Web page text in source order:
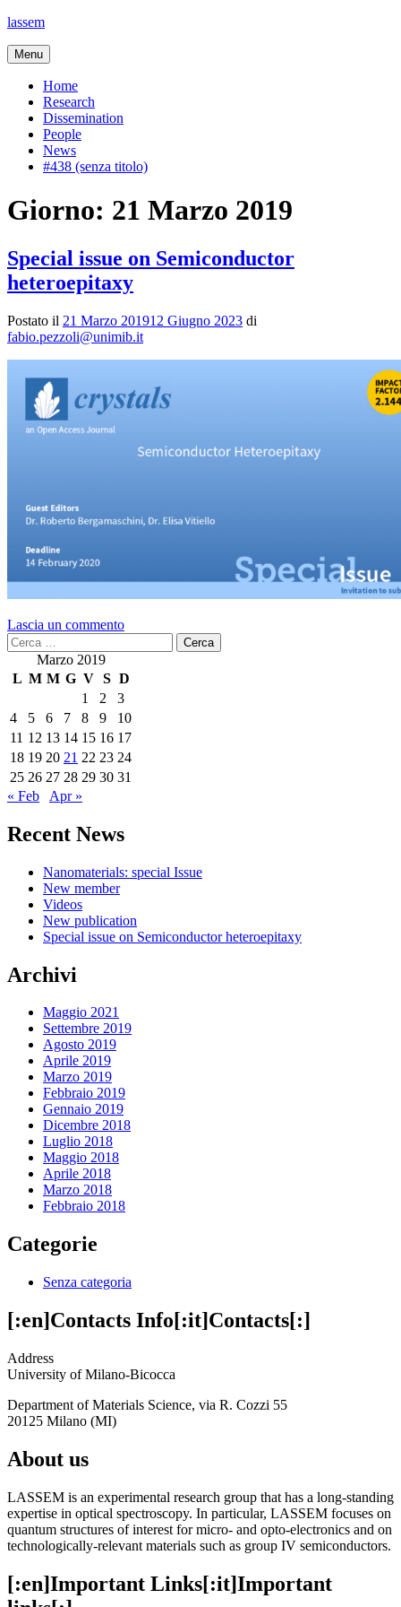
Vai
contenuto
lassem
Menu
Home
Research
Dissemination
People
News
#438 (senza titolo)
Giorno: 21 Marzo 2019
Special issue on Semiconductor
heteroepitaxy
Postato il 21 Marzo 201912 Giugno 2023 di
fabio.pezzoli@unimib.it
Lascia un commento
Ricerca
per: Marzo 2019
L M M G V S D
1
2
3
4
5 6 7 8 9
10
11 12 13 14 15 16 17
18 19 20 21 22 23 24
25 26 27 28 29 30 31
« Feb
Apr »
Recent News
Nanomaterials: special Issue
New member
Videos
New publication
Special issue on Semiconductor heteroepitaxy
Archivi
Maggio 2021
Settembre 2019
Agosto 2019
Aprile 2019
Marzo 2019
Febbraio 2019
Gennaio 2019
Dicembre 2018
Luglio 2018
Maggio 2018
Aprile 2018
Marzo 2018
Febbraio 2018
Categorie
Senza categoria
[:en]Contacts Info[:it]Contacts[:]
Address
University of Milano-Bicocca
Department of Materials Science, via R. Cozzi 55
20125 Milano (MI)
About us
LASSEM is an experimental research group that has a long-standing
expertise in optical spectroscopy. In particular, LASSEM focuses on
quantum structures of interest for micro- and opto-electronics and on
technologically-relevant materials such as group IV semiconductors.
[:en]Important Links[:it]Important